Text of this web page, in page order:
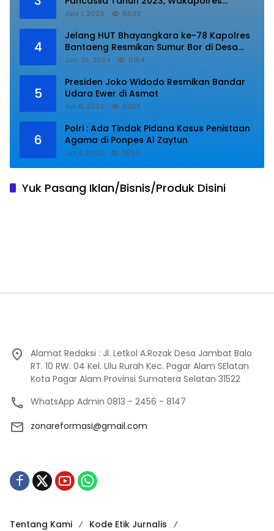
Lampung Utara Bacakan Amanat Kepala
Juni 1, 2023 6633
4
Jelang HUT Bhayangkara ke-78 Kapolres
Bantaeng Resmikan Sumur Bor di Desa
Kaloling Bantaeng
Juni 25, 2024 6154
5
Presiden Joko Widodo Resmikan Bandar
Udara Ewer di Asmat
Juli 6, 2023 6059
6
Polri : Ada Tindak Pidana Kasus Penistaan
Agama di Ponpes Al Zaytun
Juli 4, 2023 5699
Yuk Pasang Iklan/Bisnis/Produk Disini
Alamat Redaksi : Jl. Letkol A.Rozak Desa Jambat Balo
RT. 10 RW. 04 Kel. Ulu Rurah Kec. Pagar Alam SElatan
Kota Pagar Alam Provinsi Sumatera Selatan 31522
WhatsApp Admin 0813 - 2456 - 8147
zonareformasi@gmail.com
Tentang Kami Kode Etik Jurnalis